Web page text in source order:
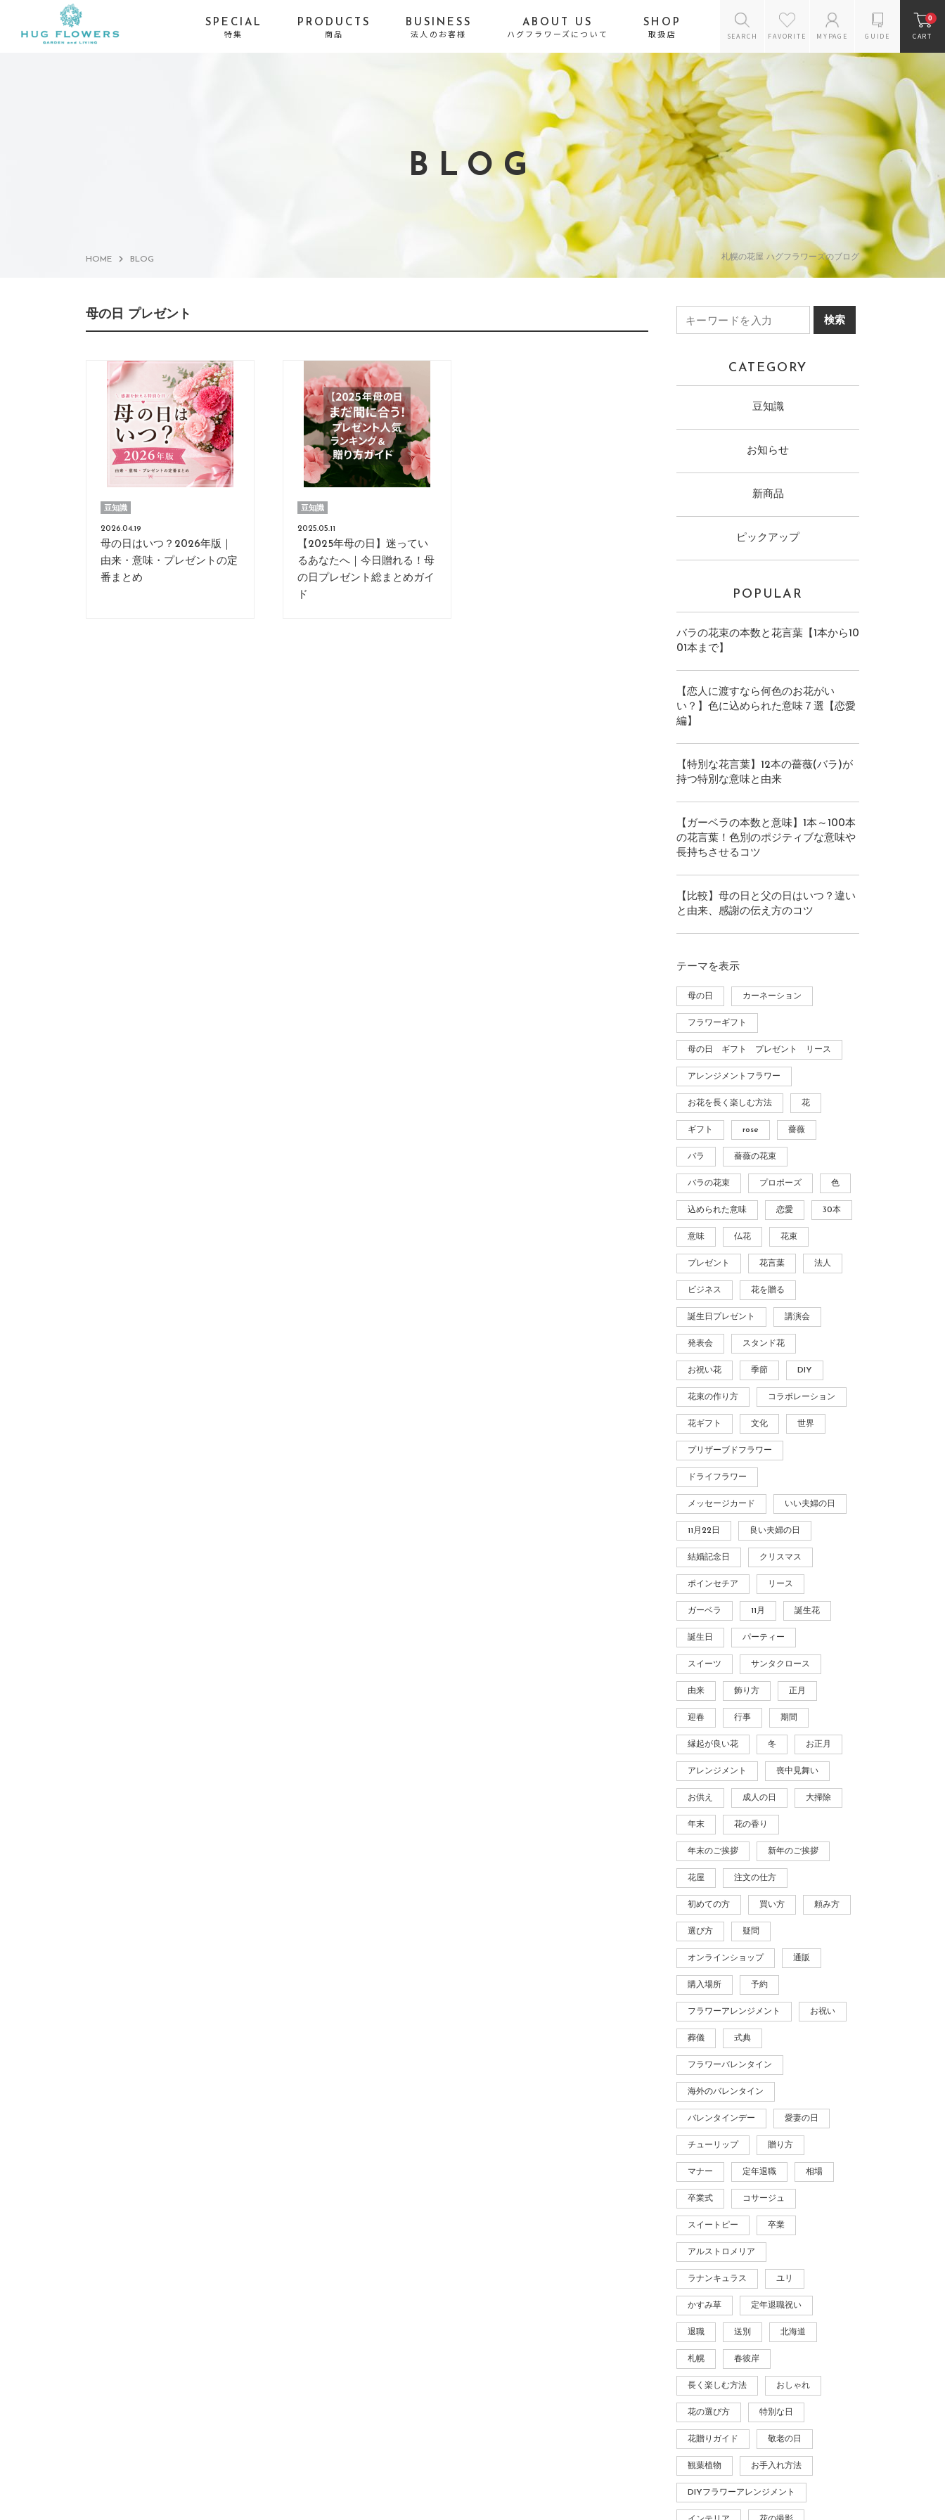
SPECIAL
特集
PRODUCTS
商品
お悔やみ・お供え
出産祝い
開店・移転・新居・引
送別・昇進・退職祝い
発表会・公演祝い
お祝い
プロポーズ
花のスタイルから探す
バラのギフト アレンジメント
花束 プリザーブドフラワー
ギフトセット お供えギフトセット
リース ドライフラワー
ラン鉢 花瓶
雑貨・ケアグッズ スタンドフラワー
オーダー商品
BUSINESS
法人のお客様
ABOUT US
ハグフラワーズについて
SHOP
取扱店 SEARCH FAVORITE MYPAGE GUIDE
0
CART
札幌の花屋 ハグフラワーズのブログ
BLOG
HOME BLOG
母の日 プレゼント
豆知識
2026.04.19
母の日はいつ？2026年版｜
由来・意味・プレゼントの定
番まとめ
豆知識
2025.05.11
【2025年母の日】迷ってい
るあなたへ｜今日贈れる！母
の日プレゼント総まとめガイ
ド
CATEGORY
豆知識
お知らせ
新商品
ピックアップ
POPULAR
バラの花束の本数と花言葉【1本から10
01本まで】
【恋人に渡すなら何色のお花がい
い？】色に込められた意味７選【恋愛
編】
【特別な花言葉】12本の薔薇(バラ)が
持つ特別な意味と由来
【ガーベラの本数と意味】1本～100本
の花言葉！色別のポジティブな意味や
長持ちさせるコツ
【比較】母の日と父の日はいつ？違い
と由来、感謝の伝え方のコツ
テーマ を表示
母の日 カーネーション
フラワーギフト
母の日 ギフト プレゼント リース
アレンジメントフラワー
お花を長く楽しむ方法 花
ギフト rose 薔薇
バラ 薔薇の花束
バラの花束 プロポーズ 色
込められた意味 恋愛 30本
意味 仏花 花束
プレゼント 花言葉 法人
ビジネス 花を贈る
誕生日プレゼント 講演会
発表会 スタンド花
お祝い花 季節 DIY
花束の作り方 コラボレーション
花ギフト 文化 世界
プリザーブドフラワー
ドライフラワー
メッセージカード いい夫婦の日
11月22日 良い夫婦の日
結婚記念日 クリスマス
ポインセチア リース
ガーベラ 11月 誕生花
誕生日 パーティー
スイーツ サンタクロース
由来 飾り方 正月
迎春 行事 期間
縁起が良い花 冬 お正月
アレンジメント 喪中見舞い
お供え 成人の日 大掃除
年末 花の香り
年末のご挨拶 新年のご挨拶
花屋 注文の仕方
初めての方 買い方 頼み方
選び方 疑問
オンラインショップ 通販
購入場所 予約
フラワーアレンジメント お祝い
葬儀 式典
フラワーバレンタイン
海外のバレンタイン
バレンタインデー 愛妻の日
チューリップ 贈り方
マナー 定年退職 相場
卒業式 コサージュ
スイートピー 卒業
アルストロメリア
ラナンキュラス ユリ
かすみ草 定年退職祝い
退職 送別 北海道
札幌 春彼岸
長く楽しむ方法 おしゃれ
花の選び方 特別な日
花贈りガイド 敬老の日
観葉植物 お手入れ方法
DIYフラワーアレンジメント